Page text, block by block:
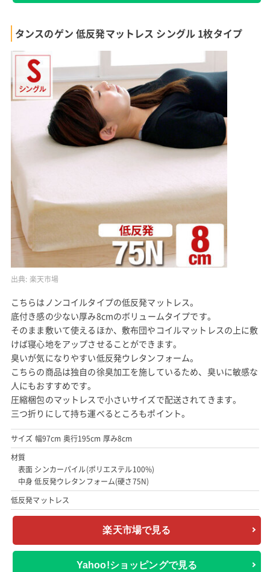
タンスのゲン 低反発マットレス シングル 1枚タイプ
出典: 楽天市場
こちらはノンコイルタイプの低反発マットレス。
底付き感の少ない厚み8cmのボリュームタイプです。
そのまま敷いて使えるほか、敷布団やコイルマットレスの上に敷
けば寝心地をアップさせることができます。
臭いが気になりやすい低反発ウレタンフォーム。
こちらの商品は独自の徐臭加工を施しているため、臭いに敏感な
人にもおすすめです。
圧縮梱包のマットレスで小さいサイズで配送されてきます。
三つ折りにして持ち運べるところもポイント。
サイズ 幅97cm 奥行195cm 厚み8cm
材質
表面 シンカーパイル(ポリエステル100%)
中身 低反発ウレタンフォーム(硬さ75N)
低反発マットレス
楽天市場で見る
Yahoo!ショッピングで見る